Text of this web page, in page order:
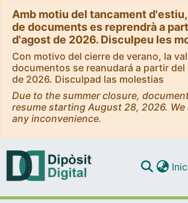
Amb motiu del tancament
de documents es reprendrà a
d'agost de 2026. Disculpeu les
Con motivo del cierre de verano, la
documentos se reanudará a partir
de 2026. Disculpad las molestias
Due to the summer closure,
resume starting August 28, 2026.
any inconvenience.